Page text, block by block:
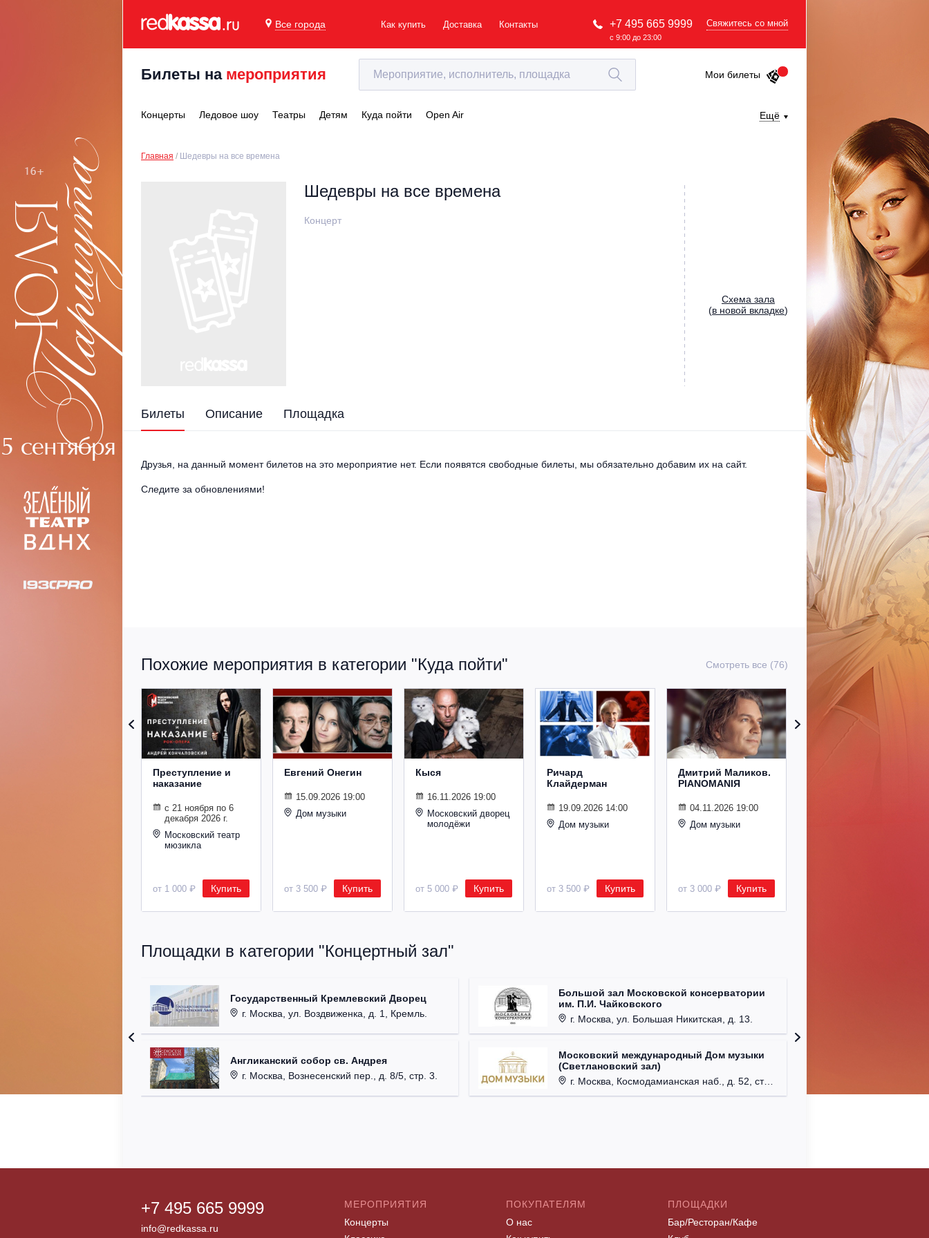
Все города Как купить Доставка Контакты +7 495 665 9999
с 9:00 до 23:00
Свяжитесь со мной
Билеты на мероприятия Мои билеты
Концерты Ледовое шоу Театры Детям Куда пойти Open Air Ещё
Главная Шедевры на все времена
Шедевры на все времена
Концерт
Cхема зала
(в новой вкладке)
Билеты Описание Площадка
Друзья, на данный момент билетов на это мероприятие нет. Если появятся свободные билеты, мы обязательно добавим их на сайт.
Следите за обновлениями!
Похожие мероприятия в категории "Куда пойти" Смотреть все (76)
Преступление и
наказание
с 21 ноября по 6
декабря 2026 г.
Московский театр
мюзикла
от 1 000 ₽ Купить
Евгений Онегин
15.09.2026 19:00
Дом музыки
от 3 500 ₽ Купить
Кыся
16.11.2026 19:00
Московский дворец
молодёжи
от 5 000 ₽ Купить
Ричард
Клайдерман
19.09.2026 14:00
Дом музыки
от 3 500 ₽ Купить
Дмитрий Маликов.
PIANOMANIЯ
04.11.2026 19:00
Дом музыки
от 3 000 ₽ Купить
Площадки в категории "Концертный зал"
Государственный Кремлевский Дворец
г. Москва, ул. Воздвиженка, д. 1, Кремль.
Англиканский собор св. Андрея
г. Москва, Вознесенский пер., д. 8/5, стр. 3.
Большой зал Московской консерватории
им. П.И. Чайковского
г. Москва, ул. Большая Никитская, д. 13.
Московский международный Дом музыки
(Светлановский зал)
г. Москва, Космодамианская наб., д. 52, стр. 8.
+7 495 665 9999
info@redkassa.ru
МЕРОПРИЯТИЯ
Концерты
ПОКУПАТЕЛЯМ
О нас
ПЛОЩАДКИ
Бар/Ресторан/Кафе